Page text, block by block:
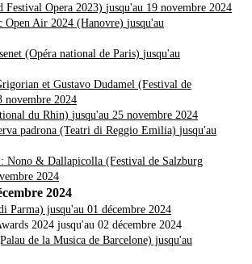
Festival Opera 2023) jusqu'au 19 novembre 2024
Open Air 2024 (Hanovre) jusqu'au
(Opéra national de Paris) jusqu'au
et Gustavo Dudamel (Festival de
novembre 2024
du Rhin) jusqu'au 25 novembre 2024
padrona (Teatri di Reggio Emilia) jusqu'au
Nono & Dallapicolla (Festival de Salzburg
2024
2024
Parma) jusqu'au 01 décembre 2024
2024 jusqu'au 02 décembre 2024
de la Musica de Barcelone) jusqu'au